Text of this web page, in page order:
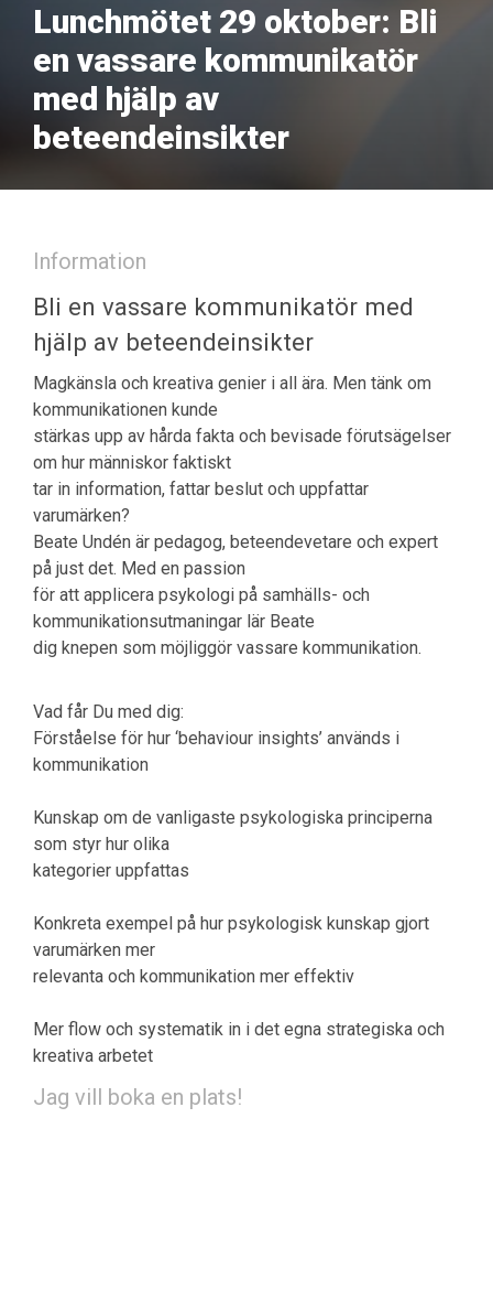
Lunchmötet 29 oktober: Bli
en vassare kommunikatör
med hjälp av
beteendeinsikter
Information
Bli en vassare kommunikatör med
hjälp av beteendeinsikter
Magkänsla och kreativa genier i all ära. Men tänk om
kommunikationen kunde
stärkas upp av hårda fakta och bevisade förutsägelser
om hur människor faktiskt
tar in information, fattar beslut och uppfattar
varumärken?
Beate Undén är pedagog, beteendevetare och expert
på just det. Med en passion
för att applicera psykologi på samhälls- och
kommunikationsutmaningar lär Beate
dig knepen som möjliggör vassare kommunikation.
Vad får Du med dig:
Förståelse för hur ‘behaviour insights’ används i
kommunikation
Kunskap om de vanligaste psykologiska principerna
som styr hur olika
kategorier uppfattas
Konkreta exempel på hur psykologisk kunskap gjort
varumärken mer
relevanta och kommunikation mer effektiv
Mer flow och systematik in i det egna strategiska och
kreativa arbetet
Jag vill boka en plats!